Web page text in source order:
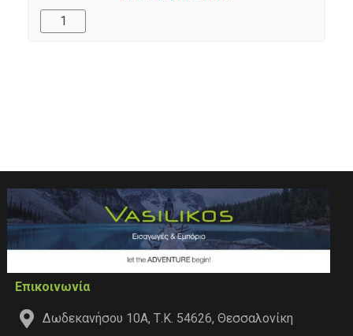
Επικοινωνία
Δωδεκανήσου 10Α, Τ.Κ. 54626, Θεσσαλονίκη